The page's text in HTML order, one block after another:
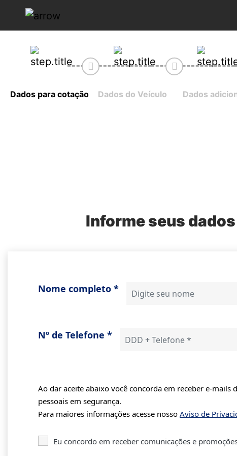
Dados para cotação Dados do Veículo Dados
Informe seus
Nome completo *
Nº de Telefone *
Ao dar aceite abaixo você concorda em receber e-
pessoais em segurança.
Para maiores informações acesse nosso Aviso de
Eu concordo em receber comunicações e